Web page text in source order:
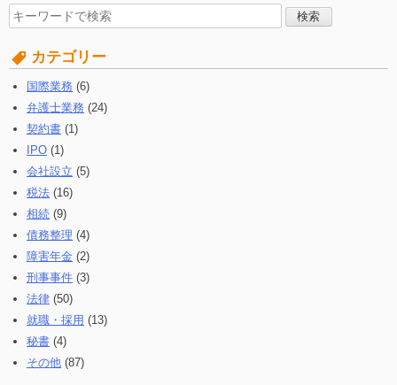
検
索
す
る:
カテゴリー
国際業務 (6)
弁護士業務 (24)
契約書 (1)
IPO (1)
会社設立 (5)
税法 (16)
相続 (9)
債務整理 (4)
障害年金 (2)
刑事事件 (3)
法律 (50)
就職・採用 (13)
秘書 (4)
その他 (87)